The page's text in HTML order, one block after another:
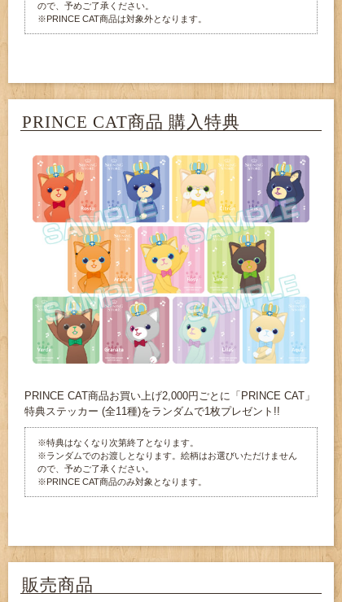
ので、予めご了承ください。
※PRINCE CAT商品は対象外となります。
PRINCE CAT商品 購入特典
PRINCE CAT商品お買い上げ2,000円ごとに「PRINCE CAT」
特典ステッカー (全11種)をランダムで1枚プレゼント!!
※特典はなくなり次第終了となります。
※ランダムでのお渡しとなります。絵柄はお選びいただけません
ので、予めご了承ください。
※PRINCE CAT商品のみ対象となります。
販売商品